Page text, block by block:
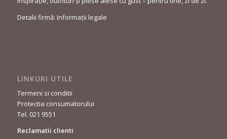
Detalii firmă: Informații legale
LINKURI UTILE
Termeni si conditii
Protectia consumatorului
Tel. 021 9551
Reclamatii clienti